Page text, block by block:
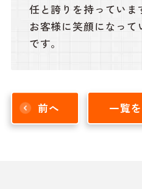
任と誇りを持っていま
お客様に笑顔になっ
です。
前へ 一覧